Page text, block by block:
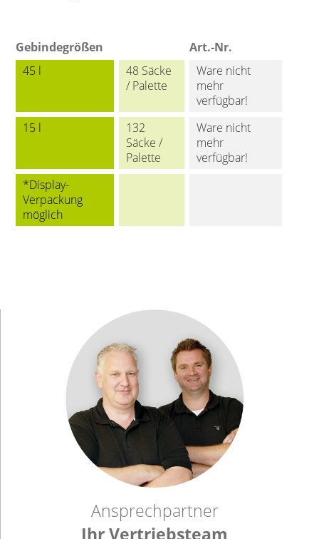
Gebindegrößen
Art.-Nr.
45 l
48 Säcke
/ Palette
Ware nicht
mehr
verfügbar!
15 l
132
Säcke /
Palette
Ware nicht
mehr
verfügbar!
*Display-
Verpackung
möglich
Ansprechpartner
Ihr Vertriebsteam